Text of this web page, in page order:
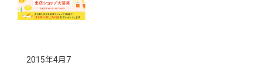
祭』開催
2015年4月7